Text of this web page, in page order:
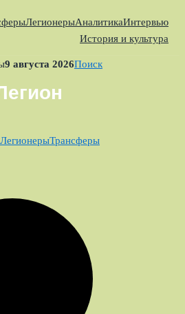
ЛегионерыАналитикаИнтервью
История и культура
9 августа 2026Поиск
ЛегионерыТрансферы